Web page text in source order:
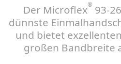
Der Microflex® 93-
dünnste
und bietet
großen Bandbreite